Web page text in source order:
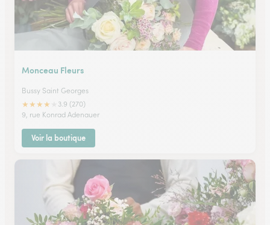
Monceau Fleurs
Bussy Saint Georges
★★★★
3.9 (270)
9, rue Konrad Adenauer
Voir la boutique